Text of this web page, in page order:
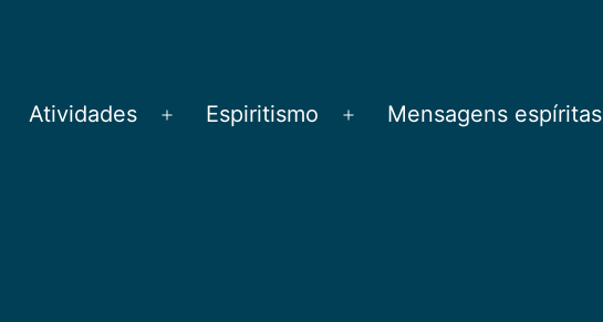
Atividades
Abrir
Espiritismo
Abrir
Mensagens espíritas